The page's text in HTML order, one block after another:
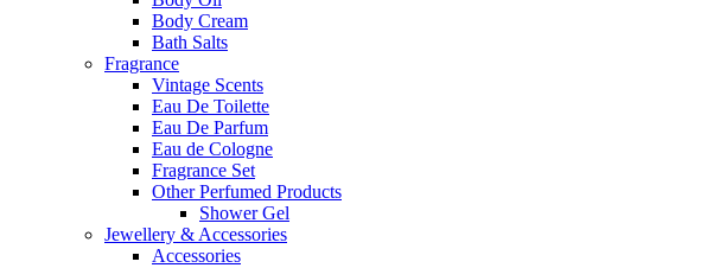
Body Cream
Bath Salts
Fragrance
Vintage Scents
Eau De Toilette
Eau De Parfum
Eau de Cologne
Fragrance Set
Other Perfumed Products
Shower Gel
Jewellery & Accessories
Accessories